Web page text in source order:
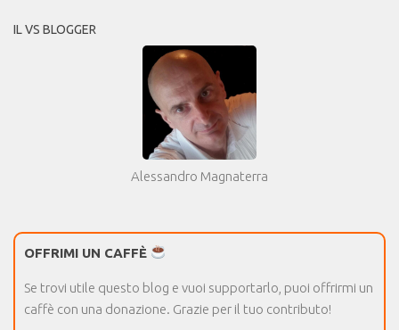
IL VS BLOGGER
Alessandro Magnaterra
OFFRIMI UN CAFFÈ
Se trovi utile questo blog e vuoi supportarlo, puoi offrirmi un
caffè con una donazione. Grazie per il tuo contributo!